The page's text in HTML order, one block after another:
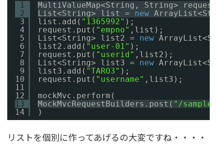
1
2
3
4
5
6
7
8
9
10
11
12
13
14
MultiValueMap<String, String>
List<String> list = new
list.add( "1365992" );
request.put( "empno" ,list);
List<String> list2 = new
list2.add( "user-01" );
request.put( "userid" ,list2);
List<String> list3 = new
list3.add( "TARO3" );
request.put( "username" ,list3);
mockMvc.perform(
MockMvcRequestBuilders.post( "/sample"
)
リストを個別に作ってあげるの大変ですね・・・・